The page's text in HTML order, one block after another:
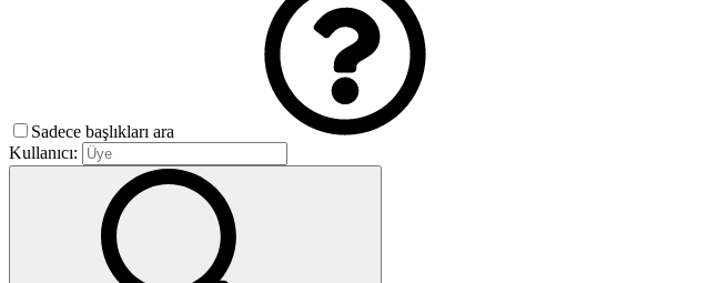
Sadece başlıkları ara
Kullanıcı: